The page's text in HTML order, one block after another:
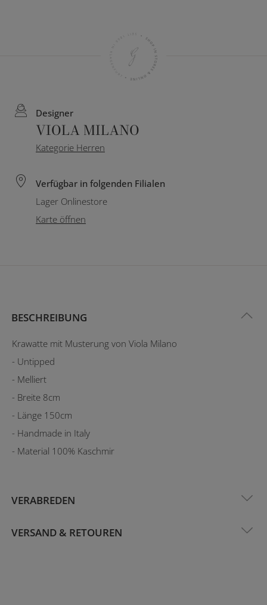
Designer
VIOLA MILANO
Kategorie Herren
Verfügbar in folgenden Filialen
Lager Onlinestore
Karte öffnen
BESCHREIBUNG
Krawatte mit Musterung von Viola Milano
- Untipped
- Melliert
- Breite 8cm
- Länge 150cm
- Handmade in Italy
- Material 100% Kaschmir
VERABREDEN
VERSAND & RETOUREN